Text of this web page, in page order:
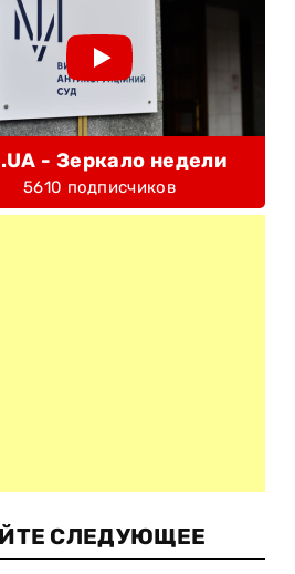
- Зеркало недели
5610 подписчиков
СЛЕДУЮЩЕЕ